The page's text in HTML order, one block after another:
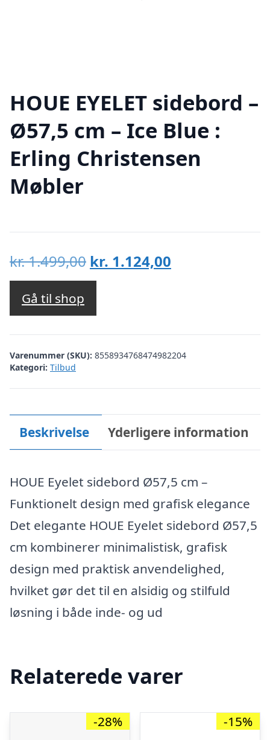
HOUE EYELET sidebord –
Ø57,5 cm – Ice Blue :
Erling Christensen
Møbler
kr.1.499,00 Den
oprindelige
var:
kr. 1.499,00.
kr. 1.124,00
kr. 1.124,00.
Gå til shop
Varenummer (SKU): 8558934768474982204
Kategori: Tilbud
Beskrivelse Yderligere information
HOUE Eyelet sidebord Ø57,5 cm –
Funktionelt design med grafisk elegance
Det elegante HOUE Eyelet sidebord Ø57,5
cm kombinerer minimalistisk, grafisk
design med praktisk anvendelighed,
hvilket gør det til en alsidig og stilfuld
løsning i både inde- og ud
Relaterede varer
-28% -15%